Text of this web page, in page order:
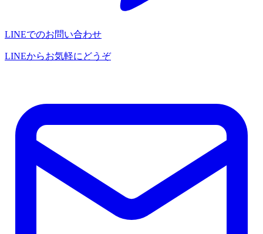
LINEでのお問い合わせ
LINEからお気軽にどうぞ